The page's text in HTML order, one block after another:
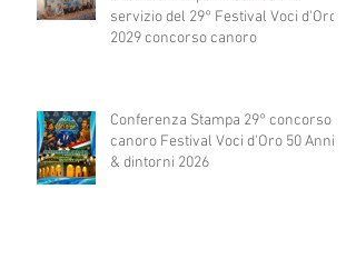
servizio del 29° Festival Voci d'Oro
2029 concorso canoro
Conferenza Stampa 29° concorso
canoro Festival Voci d'Oro 50 Anni
& dintorni 2026